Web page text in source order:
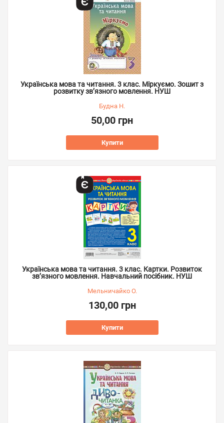
Українська мова та читання. 3 клас. Міркуємо. Зошит з
розвитку зв’язного мовлення. НУШ
Будна Н.
50,00 грн
Купити
Українська мова та читання. 3 клас. Картки. Розвиток
зв’язного мовлення. Навчальний посібник. НУШ
Мельничайко О.
130,00 грн
Купити